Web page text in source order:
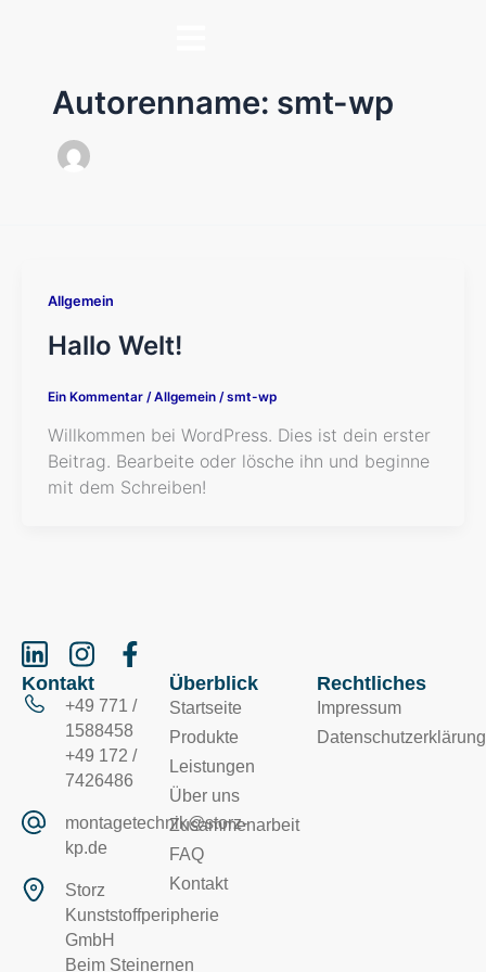
Autorenname: smt-wp
Allgemein
Hallo Welt!
Ein Kommentar /Allgemein /smt-wp
Willkommen bei WordPress. Dies ist dein erster
Beitrag. Bearbeite oder lösche ihn und beginne
mit dem Schreiben!
Kontakt
+49 771 /
1588458
+49 172 /
7426486
montagetechnik@storz-
kp.de
Storz
Kunststoffperipherie
GmbH
Beim Steinernen
Überblick
Startseite
Produkte
Leistungen
Über uns
Zusammenarbeit
FAQ
Kontakt
Rechtliches
Impressum
Datenschutzerklärung